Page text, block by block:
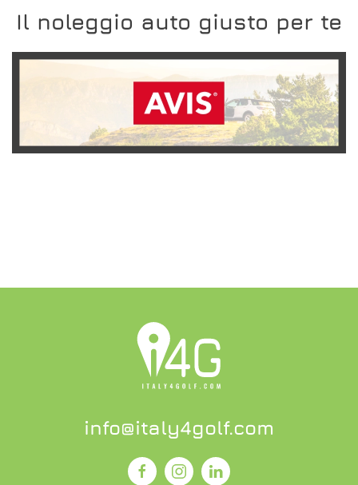
Il noleggio auto giusto per te
SCOPRI L'OFFERTA
info@italy4golf.com